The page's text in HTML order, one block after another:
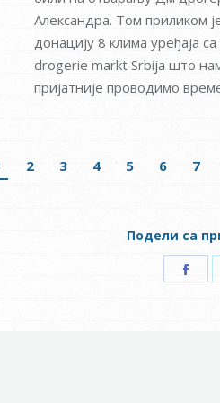
Александра. Том приликом
донацију 8 клима уређаја
drogerie markt Srbija што
пријатније проводимо
2 3 4 5 6 7
Подели са